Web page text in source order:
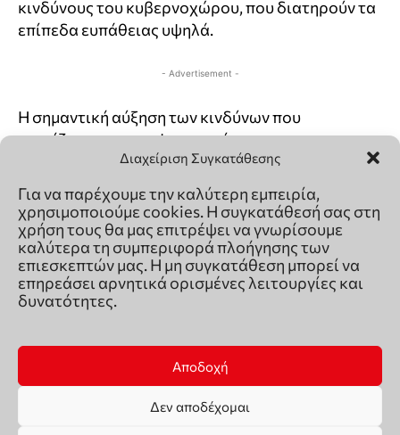
Διαχείριση Συγκατάθεσης
Για να παρέχουμε την καλύτερη εμπειρία,
χρησιμοποιούμε cookies. Η συγκατάθεσή σας στη
χρήση τους θα μας επιτρέψει να γνωρίσουμε
καλύτερα τη συμπεριφορά πλοήγησης των
επιεσκεπτών μας. Η μη συγκατάθεση μπορεί να
επηρεάσει αρνητικά ορισμένες λειτουργίες και
δυνατότητες.
Αποδοχή
Δεν αποδέχομαι